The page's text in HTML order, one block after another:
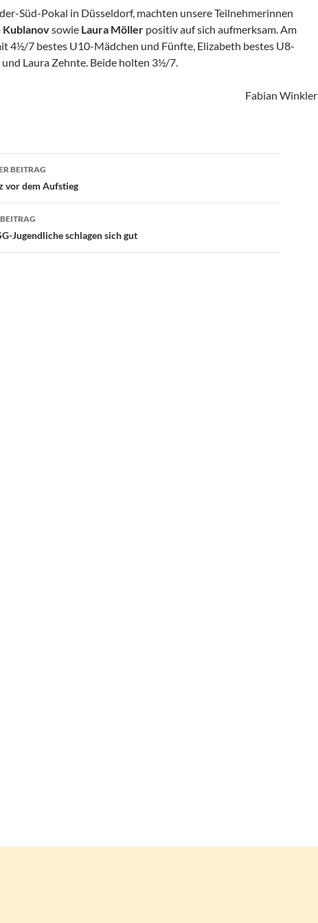
Süd-Pokal in Düsseldorf, machten unsere Teilnehmerinnen
Kublanovsowie Laura Möller positiv auf sich aufmerksam. Am
4½/7 bestes U10-Mädchen und Fünfte, Elizabeth bestes U8-
Laura Zehnte. Beide holten 3½/7.
Fabian Winkler
BEITRAG
vor dem Aufstieg
Jugendliche schlagen sich gut